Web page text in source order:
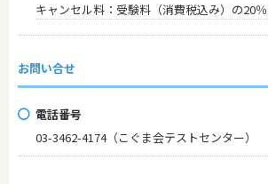
キャンセル料：受験料（消費税込み）の20
お問い合せ
電話番号
03-3462-4174（こぐま会テストセンター）